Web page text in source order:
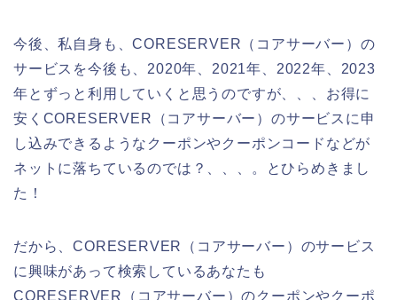
今後、私自身も、CORESERVER（コアサーバー）の
サービスを今後も、2020年、2021年、2022年、2023
年とずっと利用していくと思うのですが、、、お得に
安くCORESERVER（コアサーバー）のサービスに申
し込みできるようなクーポンやクーポンコードなどが
ネットに落ちているのでは？、、、。とひらめきまし
た！
だから、CORESERVER（コアサーバー）のサービス
に興味があって検索しているあなたも
CORESERVER（コアサーバー）のクーポンやクーポ